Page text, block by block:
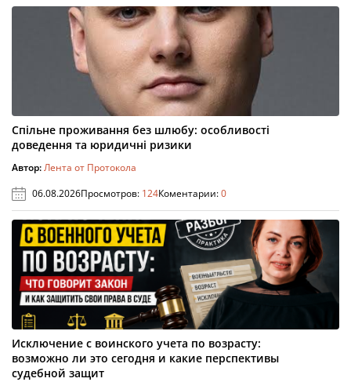
Спільне проживання без шлюбу: особливості
доведення та юридичні ризики
Автор:Лента от Протокола
06.08.2026Просмотров: 124Коментарии:0
Исключение с воинского учета по возрасту:
возможно ли это сегодня и какие перспективы
судебной защит